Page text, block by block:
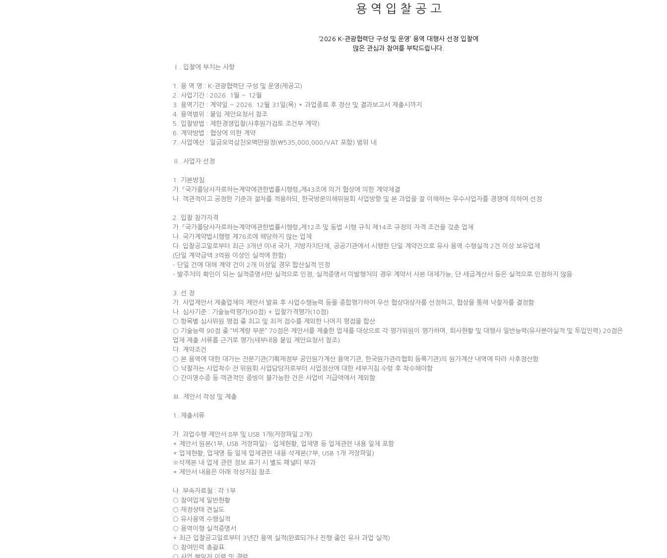
용 역 입 찰 공 고
‘2026 K-관광협력단 구성 및 운영’ 용역 대행사 선정 입찰에
많은 관심과 참여를 부탁드립니다.
Ⅰ. 입찰에 부치는 사항
1. 용 역 명 : K-관광협력단 구성 및 운영(재공고)
2. 사업기간 : 2026. 1월 ~ 12월
3. 용역기간 : 계약일 ~ 2026. 12월 31일(목) * 과업종료 후 정산 및 결과보고서 제출시까지
4. 용역범위 : 붙임 제안요청서 참조
5. 입찰방법 : 제한경쟁입찰(사후원가검토 조건부 계약)
6. 계약방법 : 협상에 의한 계약
7. 사업예산 : 일금오억삼천오백만원정(￦535,000,000/VAT 포함) 범위 내
Ⅱ. 사업자 선정
1. 기본방침
가. 「국가를당사자로하는계약에관한법률시행령」제43조에 의거 협상에 의한 계약체결
나. 객관적이고 공정한 기준과 절차를 적용하되, 한국방문의해위원회 사업방향 및 본 과업을 잘 이해하는 우수사업자를 경쟁에 의하여 선정
2. 입찰 참가자격
가. 「국가를당사자로하는계약에관한법률시행령」제12조 및 동법 시행 규칙 제14조 규정의 자격 조건을 갖춘 업체
나. 국가계약법시행령 제76조에 해당하지 않는 업체
다. 입찰공고일로부터 최근 3개년 이내 국가, 지방자치단체, 공공기관에서 시행한 단일 계약건으로 유사 용역 수행실적 2건 이상 보유업체
(단일 계약금액 3억원 이상인 실적에 한함)
- 단일 건에 대해 계약 건이 2개 이상일 경우 합산실적 인정
- 발주처의 확인이 되는 실적증명서만 실적으로 인정, 실적증명서 미발행처의 경우 계약서 사본 대체가능, 단 세금계산서 등은 실적으로 인정하지 않음
3. 선 정
가. 사업제안서 제출업체의 제안서 발표 후 사업수행능력 등을 종합평가하여 우선 협상대상자를 선정하고, 협상을 통해 낙찰자를 결정함
나. 심사기준 : 기술능력평가(90점) + 입찰가격평가(10점)
○ 항목별 심사위원 평점 중 최고 및 최저 점수를 제외한 나머지 평점을 합산
○ 기술능력 90점 중 “비계량 부문” 70점은 제안서를 제출한 업체를 대상으로 각 평가위원이 평가하며, 회사현황 및 대행사 일반능력(유사분야실적 및 투입인력) 20점은
업체 제출 서류를 근거로 평가(세부내용 붙임 제안요청서 참조)
다. 계약조건
○ 본 용역에 대한 대가는 전문기관(기획재정부 공인원가계산 용역기관, 한국원가관리협회 등록기관)의 원가계산 내역에 따라 사후정산함
○ 낙찰자는 사업착수 전 위원회 사업담당자로부터 사업정산에 대한 세부지침 수령 후 착수해야함
○ 간이영수증 등 객관적인 증빙이 불가능한 건은 사업비 지급액에서 제외함
Ⅲ. 제안서 작성 및 제출
1. 제출서류
가. 과업수행 제안서 8부 및 USB 1개(저장파일 2개)
* 제안서 원본(1부, USB 저장파일)…업체현황, 업체명 등 업체관련 내용 일체 포함
* 업체현황, 업체명 등 일체 업체관련 내용 삭제본(7부, USB 1개 저장파일)
※삭제본 내 업체 관련 정보 표기 시 별도 패널티 부과
* 제안서 내용은 아래 작성지침 참조
나. 부속자료철 : 각 1부
○ 참여업체 일반현황
○ 재정상태 견실도
○ 유사용역 수행실적
○ 용역이행 실적증명서
* 최근 입찰공고일로부터 3년간 용역 실적(완료되거나 진행 중인 유사 과업 실적)
○ 참여인력 총괄표
○ 사업 책임자 이력 및 경력